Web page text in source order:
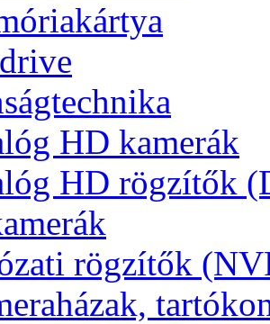
HD kamerák
HD rögzítők
rögzítők